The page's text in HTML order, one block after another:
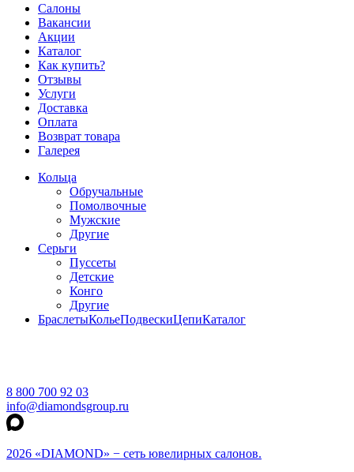
Салоны
Вакансии
Акции
Каталог
Как купить?
Отзывы
Услуги
Доставка
Оплата
Возврат товара
Галерея
Кольца
Обручальные
Помолвочные
Мужские
Другие
Серьги
Пуссеты
Детские
Конго
Другие
БраслетыКольеПодвескиЦепиКаталог
8 800 700 92 03
info@diamondsgroup.ru
2026 «DIAMOND» − сеть ювелирных салонов.